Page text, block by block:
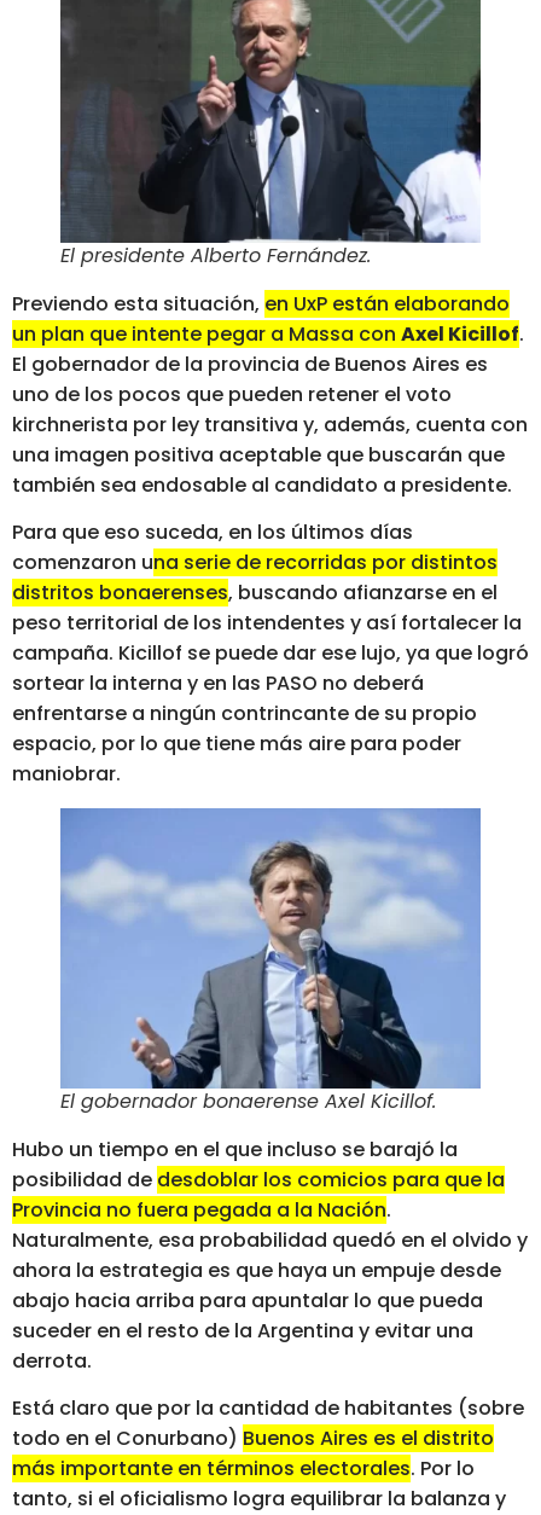
El presidente Alberto Fernández.
Previendo esta situación, en UxP están elaborando
un plan que intente pegar a Massa con Axel Kicillof.
El gobernador de la provincia de Buenos Aires es
uno de los pocos que pueden retener el voto
kirchnerista por ley transitiva y, además, cuenta con
una imagen positiva aceptable que buscarán que
también sea endosable al candidato a presidente.
Para que eso suceda, en los últimos días
comenzaron una serie de recorridas por distintos
distritos bonaerenses, buscando afianzarse en el
peso territorial de los intendentes y así fortalecer la
campaña. Kicillof se puede dar ese lujo, ya que logró
sortear la interna y en las PASO no deberá
enfrentarse a ningún contrincante de su propio
espacio, por lo que tiene más aire para poder
maniobrar.
El gobernador bonaerense Axel Kicillof.
Hubo un tiempo en el que incluso se barajó la
posibilidad de desdoblar los comicios para que la
Provincia no fuera pegada a la Nación.
Naturalmente, esa probabilidad quedó en el olvido y
ahora la estrategia es que haya un empuje desde
abajo hacia arriba para apuntalar lo que pueda
suceder en el resto de la Argentina y evitar una
derrota.
Está claro que por la cantidad de habitantes (sobre
todo en el Conurbano) Buenos Aires es el distrito
más importante en términos electorales. Por lo
tanto, si el oficialismo logra equilibrar la balanza y